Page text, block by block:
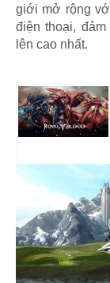
giới mở rộng
điện thoại,
lên cao nhất.